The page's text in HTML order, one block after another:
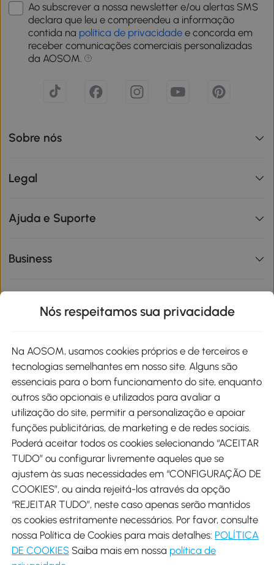
Ao subscrever a nossa newsletter e/ou alertas SMS
declara que leu e compreendeu a informação
contida na política de privacidade e concorda em
receber comunicações comerciais personalizadas
da AOSOM.
Sobre nós
Legal
Ajuda e Suporte
Business
Métodos de pagamento
Envio
Descarregar Aosom App
Google Play
Nós respeitamos sua privacidade
Na AOSOM, usamos cookies próprios e de terceiros e
tecnologias semelhantes em nosso site. Alguns são
essenciais para o bom funcionamento do site, enquanto
outros são opcionais e utilizados para avaliar a
utilização do site, permitir a personalização e apoiar
funções publicitárias, de marketing e de redes sociais.
Poderá aceitar todos os cookies selecionando “ACEITAR
TUDO” ou configurar livremente aqueles que se
ajustem às suas necessidades em “CONFIGURAÇÃO DE
COOKIES”, ou ainda rejeitá-los através da opção
“REJEITAR TUDO”, neste caso apenas serão mantidos
os cookies estritamente necessários. Por favor, consulte
nossa Política de Cookies para mais detalhes: POLÍTICA
DE COOKIES Saiba mais em nossa política de